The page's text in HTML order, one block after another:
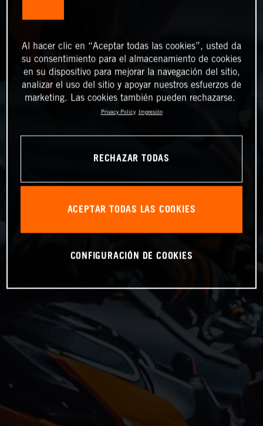
Al hacer clic en “Aceptar todas las cookies”, usted da
su consentimiento para el almacenamiento de cookies
en su dispositivo para mejorar la navegación del sitio,
analizar el uso del sitio y apoyar nuestros esfuerzos de
marketing. Las cookies también pueden rechazarse.
Privacy Policy Impresión
RECHAZAR TODAS
ACEPTAR TODAS LAS COOKIES
CONFIGURACIÓN DE COOKIES